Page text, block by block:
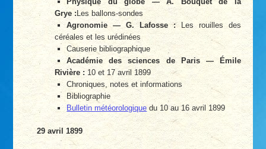
Grye : Les ballons-sondes
Agronomie — G. Lafosse :Les rouilles des
céréales et les urédinées
Causerie bibliographique
Académie des sciences de Paris — Émile
Rivière : 10 et 17 avril 1899
Chroniques, notes et informations
Bibliographie
Bulletin météorologique du 10 au 16 avril 1899
29 avril 1899